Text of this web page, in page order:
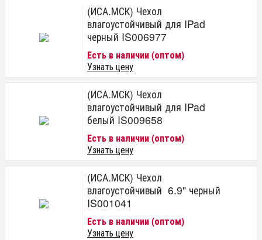
(ИСА.МСК) Чехол
влагоустойчивый для IPad
черный IS006977
Есть в наличии (оптом)
Узнать цену
(ИСА.МСК) Чехол
влагоустойчивый для IPad
белый IS009658
Есть в наличии (оптом)
Узнать цену
(ИСА.МСК) Чехол
влагоустойчивый 6.9" черный
IS001041
Есть в наличии (оптом)
Узнать цену